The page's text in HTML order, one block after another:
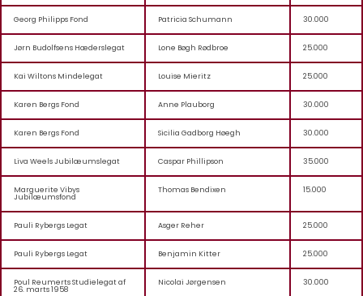
Georg Philipps Fond Patricia Schumann 30.000
Jørn Budolfsens Hæderslegat Lone Bøgh Rødbroe 25.000
Kai Wiltons Mindelegat Louise Mieritz 25.000
Karen Bergs Fond Anne Plauborg 30.000
Karen Bergs Fond Sicilia Gadborg Høegh 30.000
Liva Weels Jubilæumslegat Caspar Phillipson 35.000
Marguerite Vibys
Jubilæumsfond
Thomas Bendixen 15.000
Pauli Rybergs Legat Asger Reher 25.000
Pauli Rybergs Legat Benjamin Kitter 25.000
Poul Reumerts Studielegat af
26. marts 1958
Nicolai Jørgensen 30.000